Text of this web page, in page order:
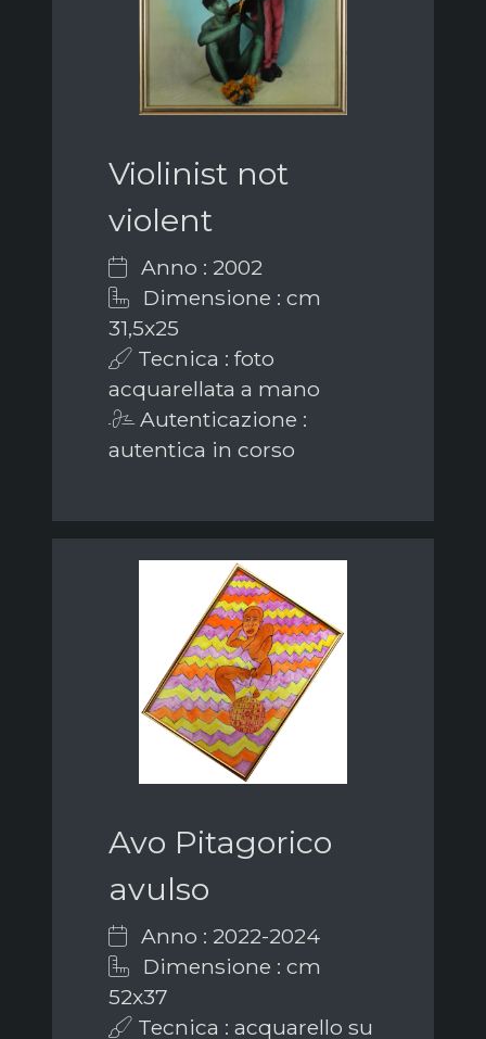
Violinist not
violent
Anno : 2002
Dimensione : cm
31,5x25
Tecnica : foto
acquarellata a mano
Autenticazione :
autentica in corso
Avo Pitagorico
avulso
Anno : 2022-2024
Dimensione : cm
52x37
Tecnica : acquarello su